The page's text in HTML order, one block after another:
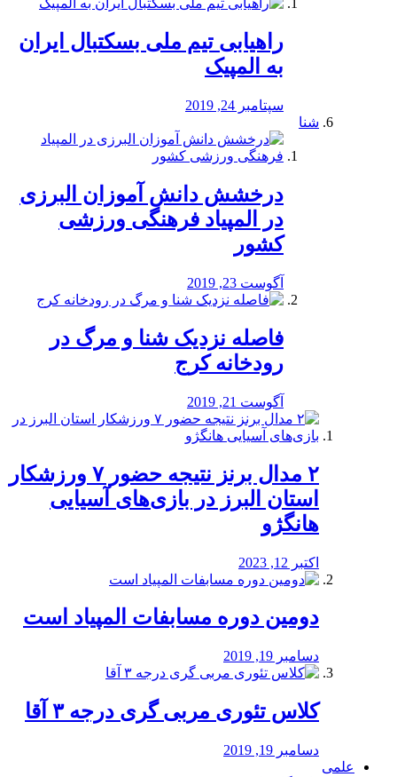
راهیابی تیم ملی بسکتبال ایران
به المپیک
سپتامبر 24, 2019
شنا
درخشش دانش آموزان البرزی
در المپیاد فرهنگی ورزشی
کشور
آگوست 23, 2019
️فاصله نزدیک شنا و مرگ در
رودخانه کرج
آگوست 21, 2019
۲ مدال برنز نتیجه حضور ۷ ورزشکار
استان البرز در بازی‌های آسیایی
هانگژو
اکتبر 12, 2023
دومین دوره مسابفات المپیاد است
دسامبر 19, 2019
کلاس تئوری مربی گری درجه ۳ آقا
دسامبر 19, 2019
علمی